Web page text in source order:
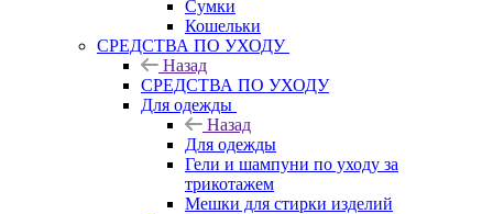
Сумки
Кошельки
CРЕДСТВА ПО УХОДУ
Назад
CРЕДСТВА ПО УХОДУ
Для одежды
Назад
Для одежды
Гели и шампуни по уходу за
трикотажем
Мешки для стирки изделий